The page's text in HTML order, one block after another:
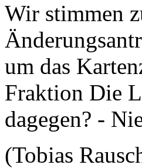
Wir stimmen
um das
Fraktion Die
dagegen? -
(Tobias